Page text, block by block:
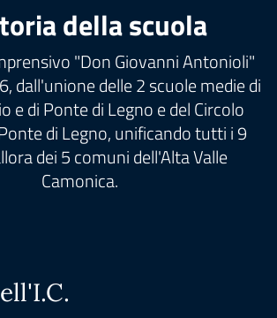
della scuola
"Don Giovanni Antonioli"
dall'unione delle 2 scuole medie di
e di Ponte di Legno e del Circolo
di Legno, unificando tutti i 9
dei 5 comuni dell'Alta Valle
Camonica.